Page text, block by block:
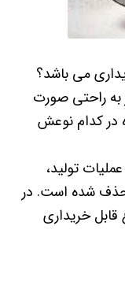
می باشد؟
به راحتی صورت
در کدام نوعش
تولید،
شده است. در
خریداری